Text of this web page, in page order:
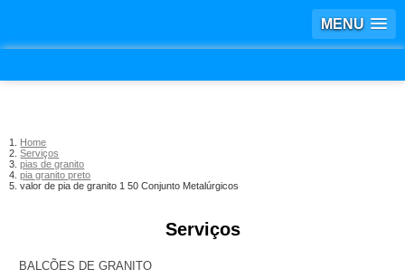
MENU
Home
Serviços
pias de granito
pia granito preto
valor de pia de granito 1 50 Conjunto Metalúrgicos
Serviços
BALCÕES DE GRANITO